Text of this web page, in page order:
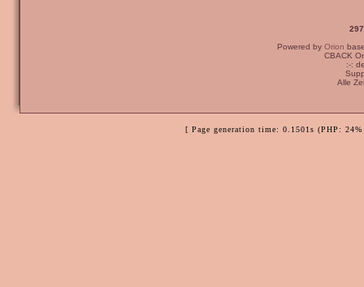
Powered by Orion
CBACK
:-:
Alle
[ Page generation time: 0.1501s (PHP: